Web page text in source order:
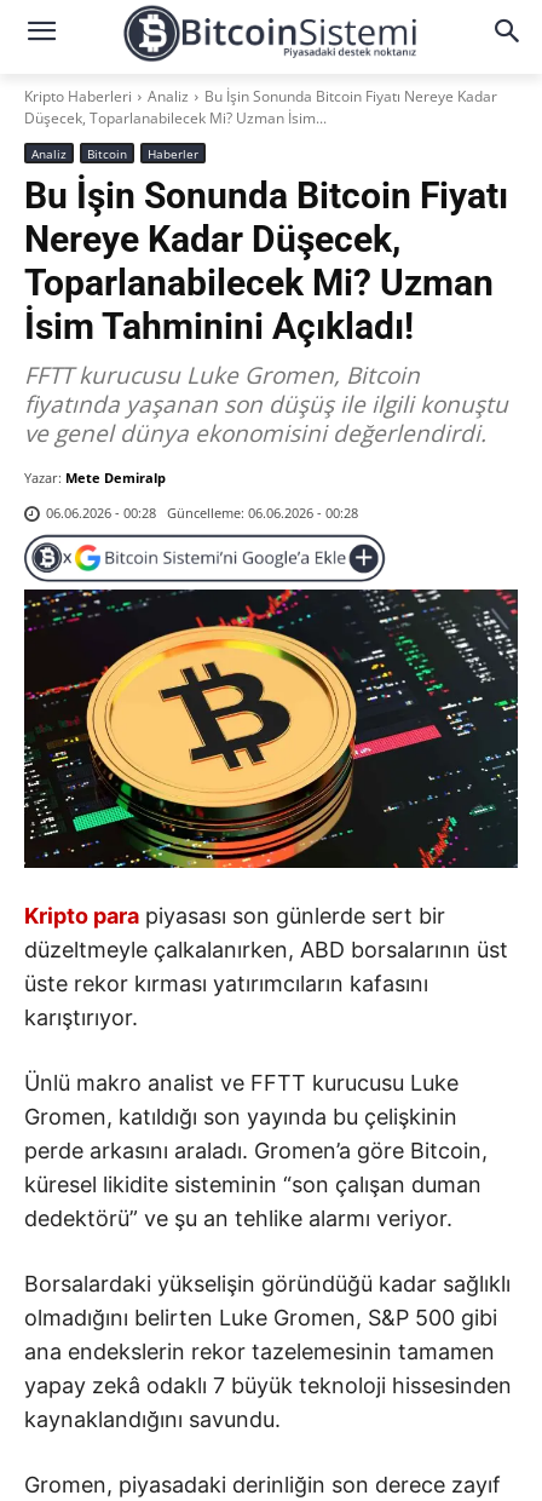
Kripto Haberleri Analiz
Bu İşin Sonunda Bitcoin Fiyatı Nereye Kadar
Düşecek, Toparlanabilecek Mi? Uzman İsim...
Analiz Bitcoin Haberler
Bu İşin Sonunda Bitcoin Fiyatı
Nereye Kadar Düşecek,
Toparlanabilecek Mi? Uzman
İsim Tahminini Açıkladı!
FFTT kurucusu Luke Gromen, Bitcoin
fiyatında yaşanan son düşüş ile ilgili konuştu
ve genel dünya ekonomisini değerlendirdi.
Yazar: Mete Demiralp
06.06.2026 - 00:28 Güncelleme: 06.06.2026 - 00:28
Kripto para piyasası son günlerde sert bir
düzeltmeyle çalkalanırken, ABD borsalarının üst
üste rekor kırması yatırımcıların kafasını
karıştırıyor.
Ünlü makro analist ve FFTT kurucusu Luke
Gromen, katıldığı son yayında bu çelişkinin
perde arkasını araladı. Gromen’a göre Bitcoin,
küresel likidite sisteminin “son çalışan duman
dedektörü” ve şu an tehlike alarmı veriyor.
Borsalardaki yükselişin göründüğü kadar sağlıklı
olmadığını belirten Luke Gromen, S&P 500 gibi
ana endekslerin rekor tazelemesinin tamamen
yapay zekâ odaklı 7 büyük teknoloji hissesinden
kaynaklandığını savundu.
Gromen, piyasadaki derinliğin son derece zayıf